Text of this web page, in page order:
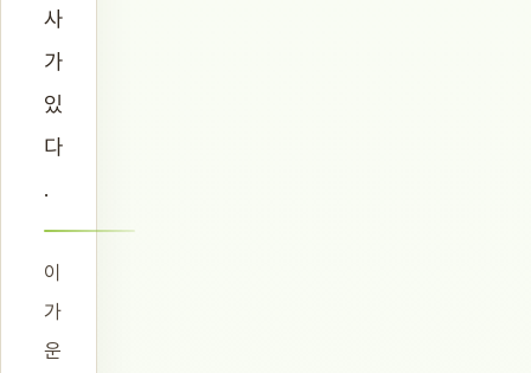
사
가
있
다
.
이
가
운